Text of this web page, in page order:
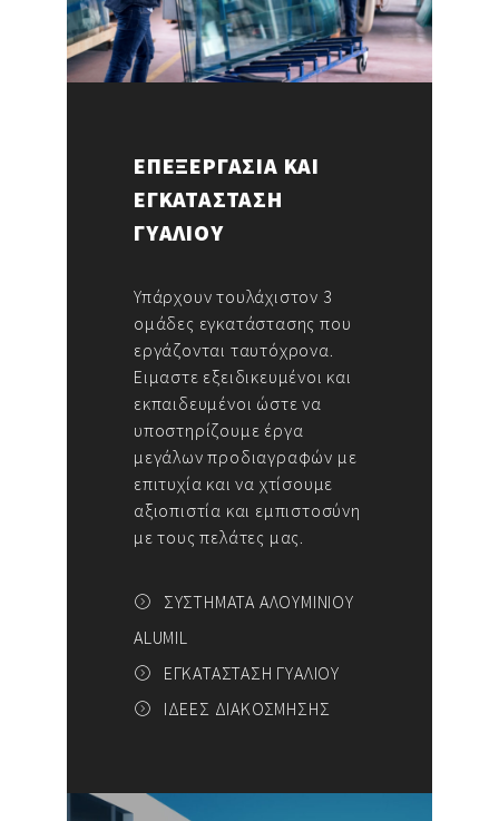
ΕΠΕΞΕΡΓΑΣΙΑ ΚΑΙ
ΕΓΚΑΤΑΣΤΑΣΗ
ΓΥΑΛΙΟΥ
Υπάρχουν τουλάχιστον 3
ομάδες εγκατάστασης που
εργάζονται ταυτόχρονα.
Ειμαστε εξειδικευμένοι και
εκπαιδευμένοι ώστε να
υποστηρίζουμε έργα
μεγάλων προδιαγραφών με
επιτυχία και να χτίσουμε
αξιοπιστία και εμπιστοσύνη
με τους πελάτες μας.
ΣΥΣΤΗΜΑΤΑ ΑΛΟΥΜΙΝΙΟΥ
ALUMIL
ΕΓΚΑΤΑΣΤΑΣΗ ΓΥΑΛΙΟΥ
ΙΔΕΕΣ ΔΙΑΚΟΣΜΗΣΗΣ